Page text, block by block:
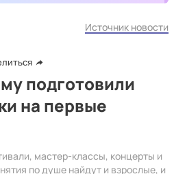
Источник новости
подготовили
на первые
мастер-классы, концерты и
по душе найдут и взрослые, и